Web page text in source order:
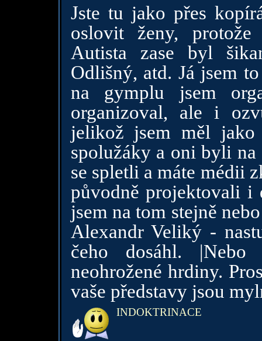
Jste tu jako přes
oslovit ženy,
Autista zase byl
Odlišný, atd. Já jsem
na gymplu jsem
organizoval, ale i
jelikož jsem měl
spolužáky a oni byli na
se spletli a máte médii
původně projektovali i
jsem na tom stejně
Alexandr Veliký -
čeho dosáhl.
neohrožené hrdiny.
vaše představy jsou
INDOKTRINACE